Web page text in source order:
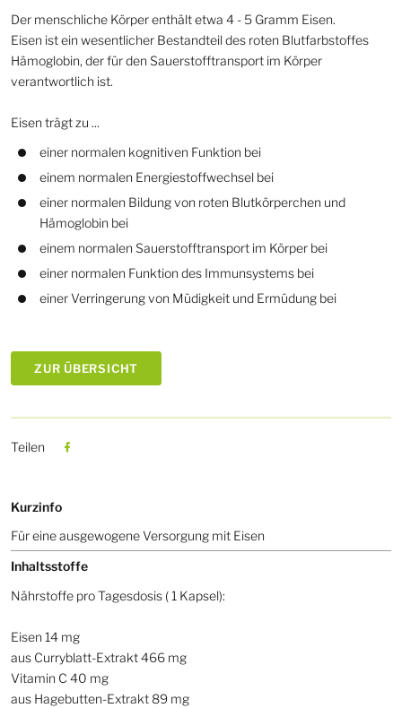
Der menschliche Körper enthält etwa 4 - 5 Gramm Eisen.
Eisen ist ein wesentlicher Bestandteil des roten Blutfarbstoffes
Hämoglobin, der für den Sauerstofftransport im Körper
verantwortlich ist.
Eisen trägt zu ...
einer normalen kognitiven Funktion bei
einem normalen Energiestoffwechsel bei
einer normalen Bildung von roten Blutkörperchen und
Hämoglobin bei
einem normalen Sauerstofftransport im Körper bei
einer normalen Funktion des Immunsystems bei
einer Verringerung von Müdigkeit und Ermüdung bei
ZUR ÜBERSICHT
Teilen
Kurzinfo
Für eine ausgewogene Versorgung mit Eisen
Inhaltsstoffe
Nährstoffe pro Tagesdosis ( 1 Kapsel):
Eisen 14 mg
aus Curryblatt-Extrakt 466 mg
Vitamin C 40 mg
aus Hagebutten-Extrakt 89 mg